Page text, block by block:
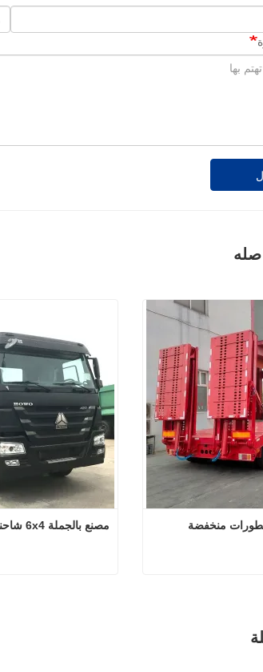
مصنع بالجملة 6x4 شاحنات جرار